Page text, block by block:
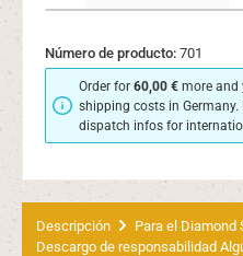
Número de producto: 701
Order for60,00 € more and
shipping costs in
dispatch infos for
Descripción
Para el Diamond
Descargo de responsabilidad